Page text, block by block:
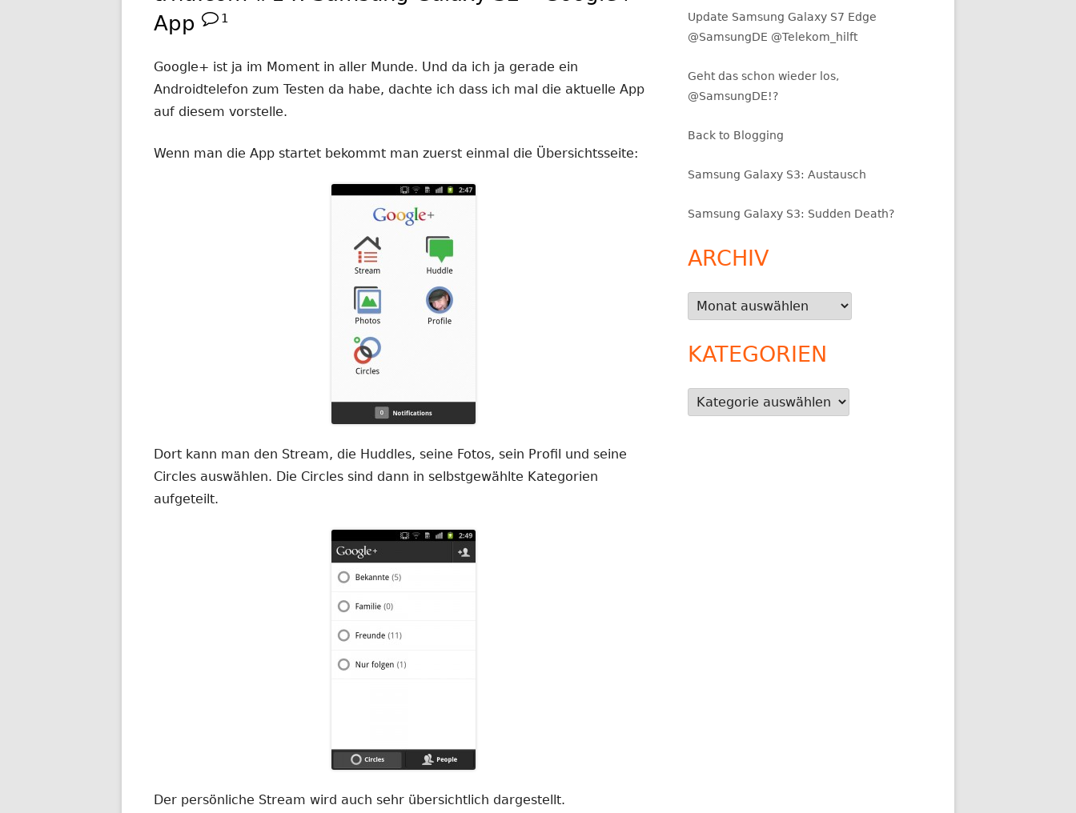
App
1
Google+ ist ja im Moment in aller Munde. Und da ich ja gerade ein
Androidtelefon zum Testen da habe, dachte ich dass ich mal die aktuelle App
auf diesem vorstelle.
Wenn man die App startet bekommt man zuerst einmal die Übersichtsseite:
Dort kann man den Stream, die Huddles, seine Fotos, sein Profil und seine
Circles auswählen. Die Circles sind dann in selbstgewählte Kategorien
aufgeteilt.
Der persönliche Stream wird auch sehr übersichtlich dargestellt.
Update Samsung Galaxy S7 Edge
@SamsungDE @Telekom_hilft
Geht das schon wieder los,
@SamsungDE!?
Back to Blogging
Samsung Galaxy S3: Austausch
Samsung Galaxy S3: Sudden Death?
ARCHIV
Archiv
KATEGORIEN
Kategorien